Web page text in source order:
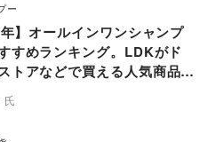
ー
年】オールインワンシャンプ
すめランキング。LDKがド
トアなどで買える人気商品を
氏